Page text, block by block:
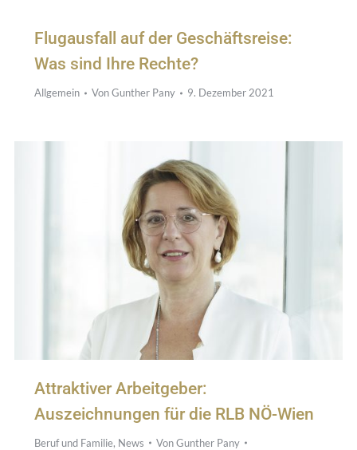
Flugausfall auf der Geschäftsreise:
Was sind Ihre Rechte?
Allgemein VonGunther Pany 9. Dezember 2021
Attraktiver Arbeitgeber:
Auszeichnungen für die RLB NÖ-Wien
Beruf und Familie, News VonGunther Pany